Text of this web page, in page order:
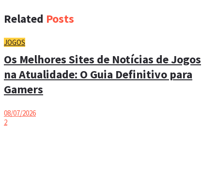
Related Posts
JOGOS
Os Melhores Sites de Notícias de Jogos
na Atualidade: O Guia Definitivo para
Gamers
08/07/2026
2